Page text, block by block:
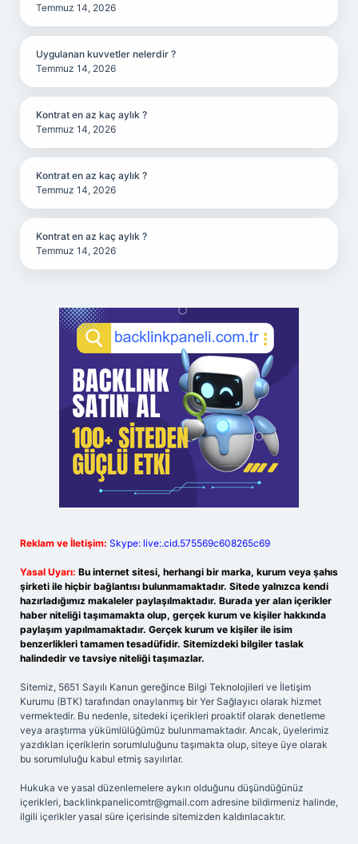
Temmuz 14, 2026
Uygulanan kuvvetler nelerdir ?
Temmuz 14, 2026
Kontrat en az kaç aylık ?
Temmuz 14, 2026
Kontrat en az kaç aylık ?
Temmuz 14, 2026
Kontrat en az kaç aylık ?
Temmuz 14, 2026
Reklam ve İletişim: Skype: live:.cid.575569c608265c69
Yasal Uyarı: Bu internet sitesi, herhangi bir marka, kurum veya şahıs
şirketi ile hiçbir bağlantısı bulunmamaktadır. Sitede yalnızca kendi
hazırladığımız makaleler paylaşılmaktadır. Burada yer alan içerikler
haber niteliği taşımamakta olup, gerçek kurum ve kişiler hakkında
paylaşım yapılmamaktadır. Gerçek kurum ve kişiler ile isim
benzerlikleri tamamen tesadüfidir. Sitemizdeki bilgiler taslak
halindedir ve tavsiye niteliği taşımazlar.
Sitemiz, 5651 Sayılı Kanun gereğince Bilgi Teknolojileri ve İletişim
Kurumu (BTK) tarafından onaylanmış bir Yer Sağlayıcı olarak hizmet
vermektedir. Bu nedenle, sitedeki içerikleri proaktif olarak denetleme
veya araştırma yükümlülüğümüz bulunmamaktadır. Ancak, üyelerimiz
yazdıkları içeriklerin sorumluluğunu taşımakta olup, siteye üye olarak
bu sorumluluğu kabul etmiş sayılırlar.
Hukuka ve yasal düzenlemelere aykırı olduğunu düşündüğünüz
içerikleri, backlinkpanelicomtr@gmail.com adresine bildirmeniz halinde,
ilgili içerikler yasal süre içerisinde sitemizden kaldırılacaktır.